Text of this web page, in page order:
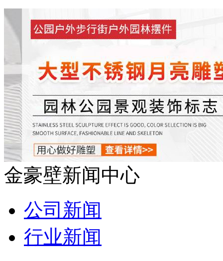
金豪壁新闻中心
公司新闻
行业新闻